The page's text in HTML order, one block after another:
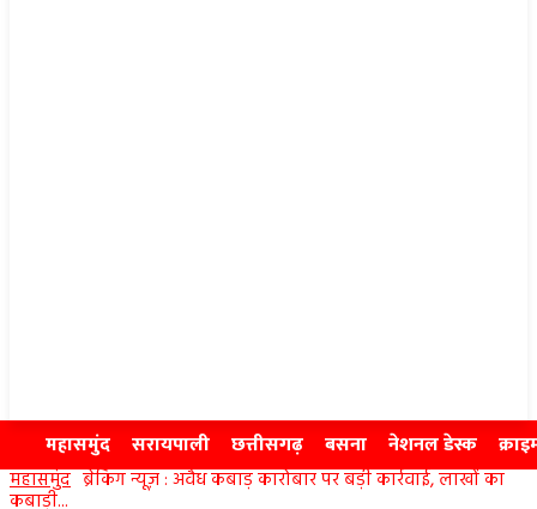
महासमुंद सरायपाली छत्तीसगढ़ बसना नेशनल डेस्क
महासमुंद ब्रेकिंग न्यूज़ : अवैध कबाड़ कारोबार पर बड़ी कार्रवाई, लाखों का
कबाड़ी...